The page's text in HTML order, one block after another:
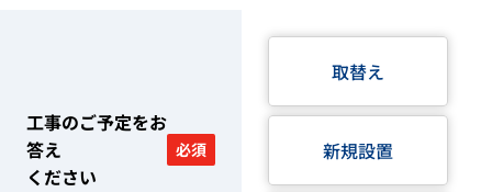
工事のご予定をお
答え
ください
必須
取替え
新規設置